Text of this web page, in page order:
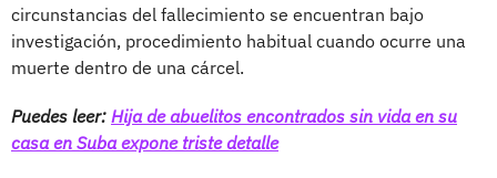
circunstancias del fallecimiento se encuentran bajo
investigación, procedimiento habitual cuando ocurre una
muerte dentro de una cárcel.
Puedes leer: Hija de abuelitos encontrados sin vida en su
casa en Suba expone triste detalle